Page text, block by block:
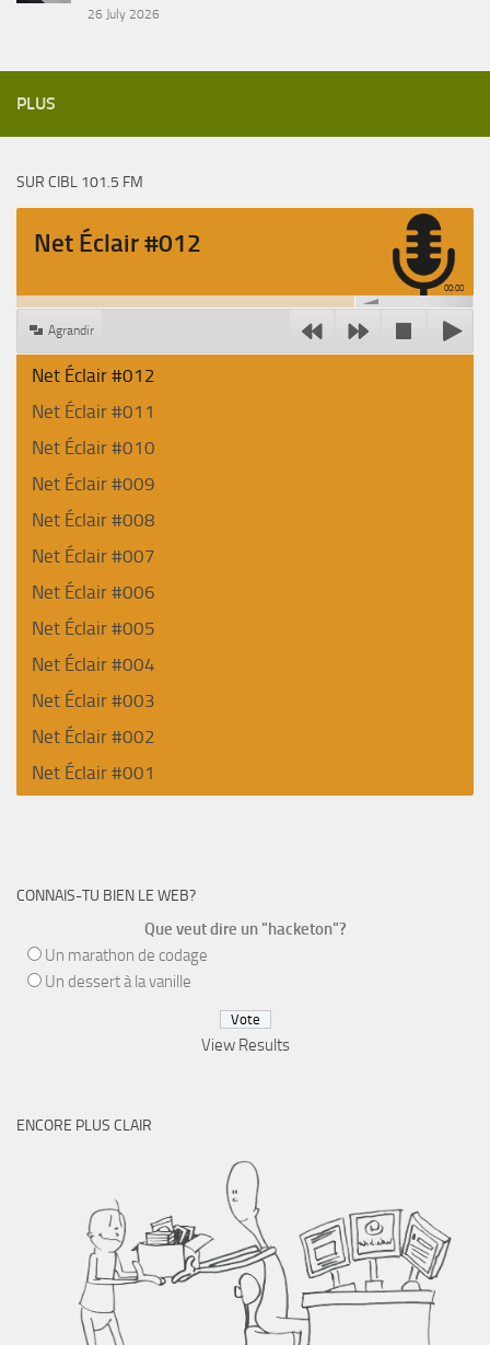
26 July 2026
PLUS
SUR CIBL 101.5 FM
Net Éclair #012
00:00
Agrandir
Net Éclair #012
Net Éclair #011
Net Éclair #010
Net Éclair #009
Net Éclair #008
Net Éclair #007
Net Éclair #006
Net Éclair #005
Net Éclair #004
Net Éclair #003
Net Éclair #002
Net Éclair #001
CONNAIS-TU BIEN LE WEB?
Que veut dire un "hacketon"?
Un marathon de codage
Un dessert à la vanille
View Results
ENCORE PLUS CLAIR